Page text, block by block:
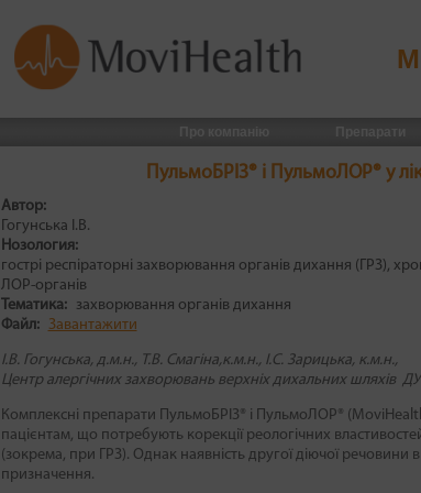
ПульмоБРІЗ® і ПульмоЛОР® у
Автор:
Гогунська І.В.
Нозология:
гострі респіраторні захворювання органів дихання (ГРЗ)
ЛОР-органів
Тематика: захворювання органів дихання
Файл: Завантажити
І.В. Гогунська, д.м.н., Т.В. Смагіна,к.м.н., І.С. Зарицька, к.м.н.,
Центр алергічних захворювань верхніх дихальних шляхів ДУ
Комплексні препарати ПульмоБРІЗ® і ПульмоЛОР®
пацієнтам, що потребують корекції реологічних
(зокрема, при ГРЗ). Однак наявність другої діючої
призначення.